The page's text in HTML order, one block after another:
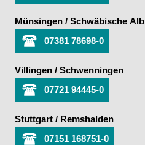
Münsingen / Schwäbische Alb
07381 78698-0
Villingen / Schwenningen
07721 94445-0
Stuttgart / Remshalden
07151 168751-0